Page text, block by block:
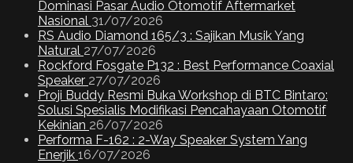
Dominasi Pasar Audio Otomotif Aftermarket
Nasional 31/07/2026
RS Audio Diamond 165/3 : Sajikan Musik Yang
Natural 27/07/2026
Rockford Fosgate P132 : Best Performance Coaxial
Speaker 27/07/2026
Proji Buddy Resmi Buka Workshop di BTC Bintaro:
Solusi Spesialis Modifikasi Pencahayaan Otomotif
Kekinian 26/07/2026
Performa F-162 : 2-Way Speaker System Yang
Enerjik 16/07/2026